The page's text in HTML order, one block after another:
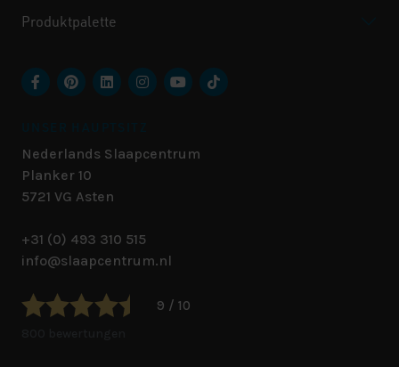
Produktpalette
Nederlands Slaapcentrum
Planker 10
5721 VG Asten
+31 (0) 493 310 515
info@slaapcentrum.nl
9 / 10